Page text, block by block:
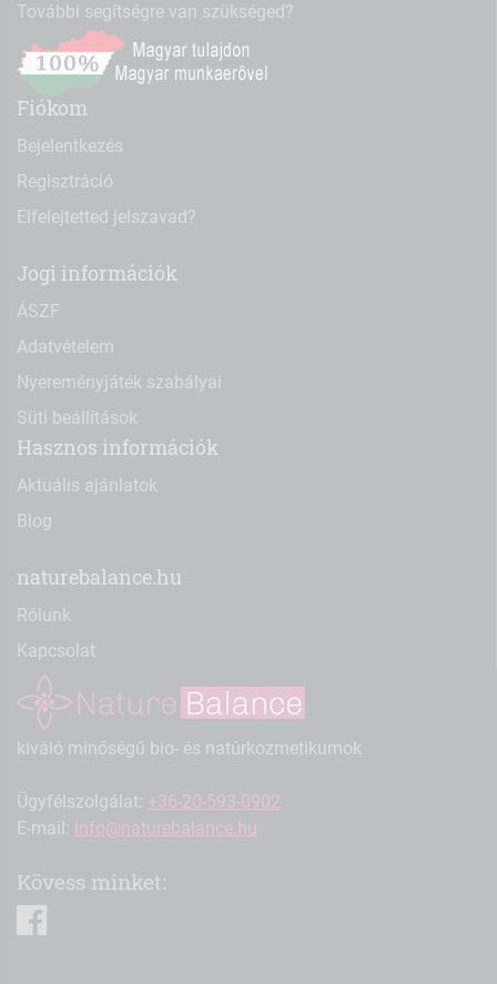
További segítségre van szükséged?
Fiókom
Bejelentkezés
Regisztráció
Elfelejtetted jelszavad?
Jogi információk
ÁSZF
Adatvételem
Nyereményjáték szabályai
Süti beállítások
Hasznos információk
Aktuális ajánlatok
Blog
naturebalance.hu
Rólunk
Kapcsolat
kiváló minőségű bio- és natúrkozmetikumok
Ügyfélszolgálat: +36-20-593-0902
E-mail: info@naturebalance.hu
Kövess minket: